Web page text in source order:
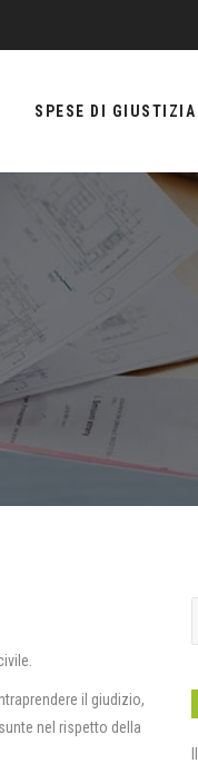
SPESE DI GIUSTIZIA
il giudizio,
nel rispetto della